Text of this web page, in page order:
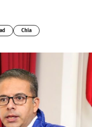
ad Chía